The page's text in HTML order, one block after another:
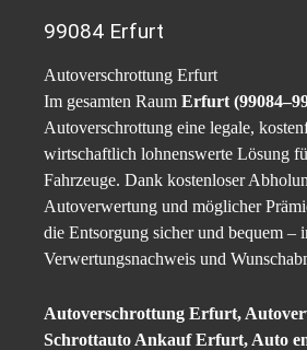
99084 Erfurt
Autoverschrottung Erfurt
Im gesamten Raum Erfurt
Autoverschrottung eine legale,
wirtschaftlich lohnenswerte Lösung
Fahrzeuge. Dank kostenloser
Autoverwertung und möglicher
die Entsorgung sicher und bequem –
Verwertungsnachweis und
Autoverschrottung Erfurt,
Schrottauto Ankauf Erfurt, Auto